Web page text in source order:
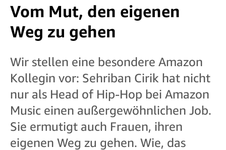
Vom Mut, den eigenen
Weg zu gehen
Wir stellen eine besondere Amazon
Kollegin vor: Sehriban Cirik hat nicht
nur als Head of Hip-Hop bei Amazon
Music einen außergewöhnlichen Job.
Sie ermutigt auch Frauen, ihren
eigenen Weg zu gehen. Wie, das